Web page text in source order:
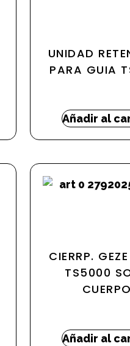
UNIDAD
PARA GUIA
Añadir al
CIERRP.
TS5000
Añadir al